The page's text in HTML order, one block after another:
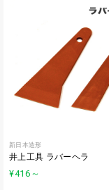
新日本造形
井上工具 ラバーヘラ
¥416 ～